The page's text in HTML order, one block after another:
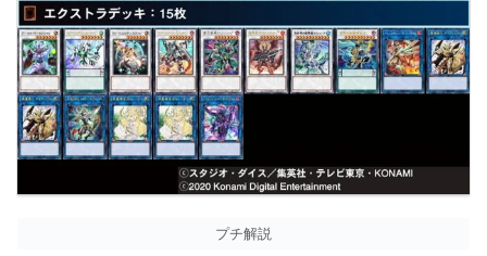
プチ解説